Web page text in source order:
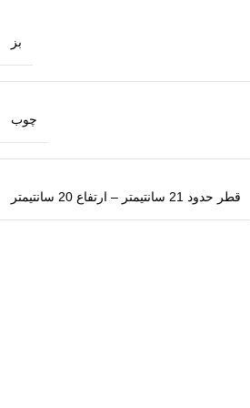
بز
چوب
قطر حدود 21 سانتیمتر – ارتفاع 20 سانتیمتر